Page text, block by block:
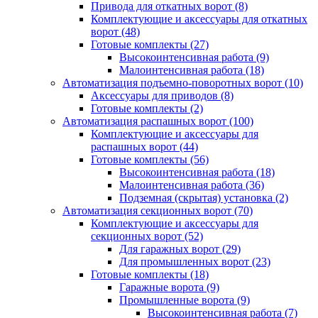
Привода для откатных ворот (8)
Комплектующие и аксессуары для откатных
ворот (48)
Готовые комплекты (27)
Высокоинтенсивная работа (9)
Малоинтенсивная работа (18)
Автоматизация подъемно-поворотных ворот (10)
Аксессуары для приводов (8)
Готовые комплекты (2)
Автоматизация распашных ворот (100)
Комплектующие и аксессуары для
распашных ворот (44)
Готовые комплекты (56)
Высокоинтенсивная работа (18)
Малоинтенсивная работа (36)
Подземная (скрытая) установка (2)
Автоматизация секционных ворот (70)
Комплектующие и аксессуары для
секционных ворот (52)
Для гаражных ворот (29)
Для промышленных ворот (23)
Готовые комплекты (18)
Гаражные ворота (9)
Промышленные ворота (9)
Высокоинтенсивная работа (7)